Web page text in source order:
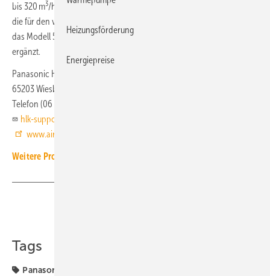
bis 320 m3/h. Die für den horizontalen Einbau konzipierte Serie H und
die für den vertikalen Einbau entwickelte Serie V wurden jeweils um
das Modell 50 mit einem Luftvolumenstrom von bis zu 455 m
ergänzt.
Panasonic Heiz- und Kühlsysteme
65203 Wiesbaden
Telefon (06 11) 71 18 72 11
hlk-support-de@eu.panasonic.com
www.aircon.panasonic.de
Weitere Produkt-Meldungen zum Thema Wohnungslüftung
Tags
Panasonic
Heizungsförderung
Energiepreise